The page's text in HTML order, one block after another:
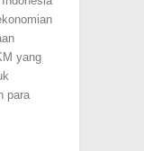
yang
para